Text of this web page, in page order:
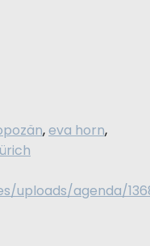
,eva horn,
uploads/agenda/